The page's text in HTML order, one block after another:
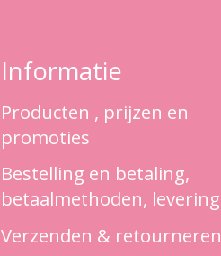
Informatie
Producten , prijzen en
promoties
Bestelling en betaling,
betaalmethoden, levering
Verzenden & retourneren